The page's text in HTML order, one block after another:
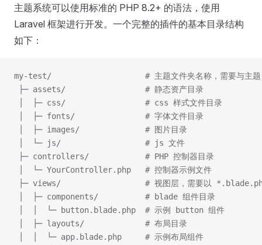
主题系统可以使用标准的 PHP 8.2+ 的语法，使用
Laravel 框架进行开发。一个完整的插件的基本目录结构
如下：
my-test/                    # 主题文件夹名称，需要与主题
├─ assets/                 # 静态资产目录
│  ├─ css/                 # css 样式文件目录
│  ├─ fonts/               # 字体文件目录
│  ├─ images/              # 图片目录
│  └─ js/                  # js 文件
├─ controllers/            # PHP 控制器目录
│  └─ YourController.php   # 控制器示例文件
├─ views/                  # 视图层，需要以
│  ├─ components/          # blade 组件目录
│  │  └─ button.blade.php  # 示例 button 组件
│  ├─ layouts/             # 布局目录
│  │  └─ app.blade.php     # 示例布局组件